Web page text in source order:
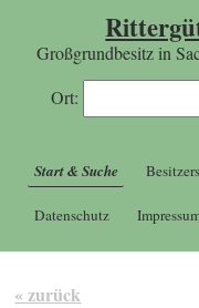
Großgrundbesitz in
Ort:
Start & Suche
Datenschutz
« zurück